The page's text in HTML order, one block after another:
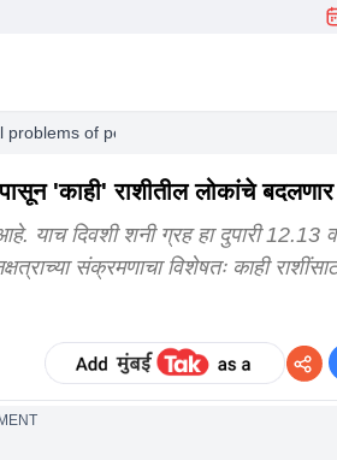
of people of these zodiac signs
'काही' राशीतील लोकांचे बदलणार
याच दिवशी शनी ग्रह हा दुपारी 12.13
संक्रमणाचा विशेषतः काही